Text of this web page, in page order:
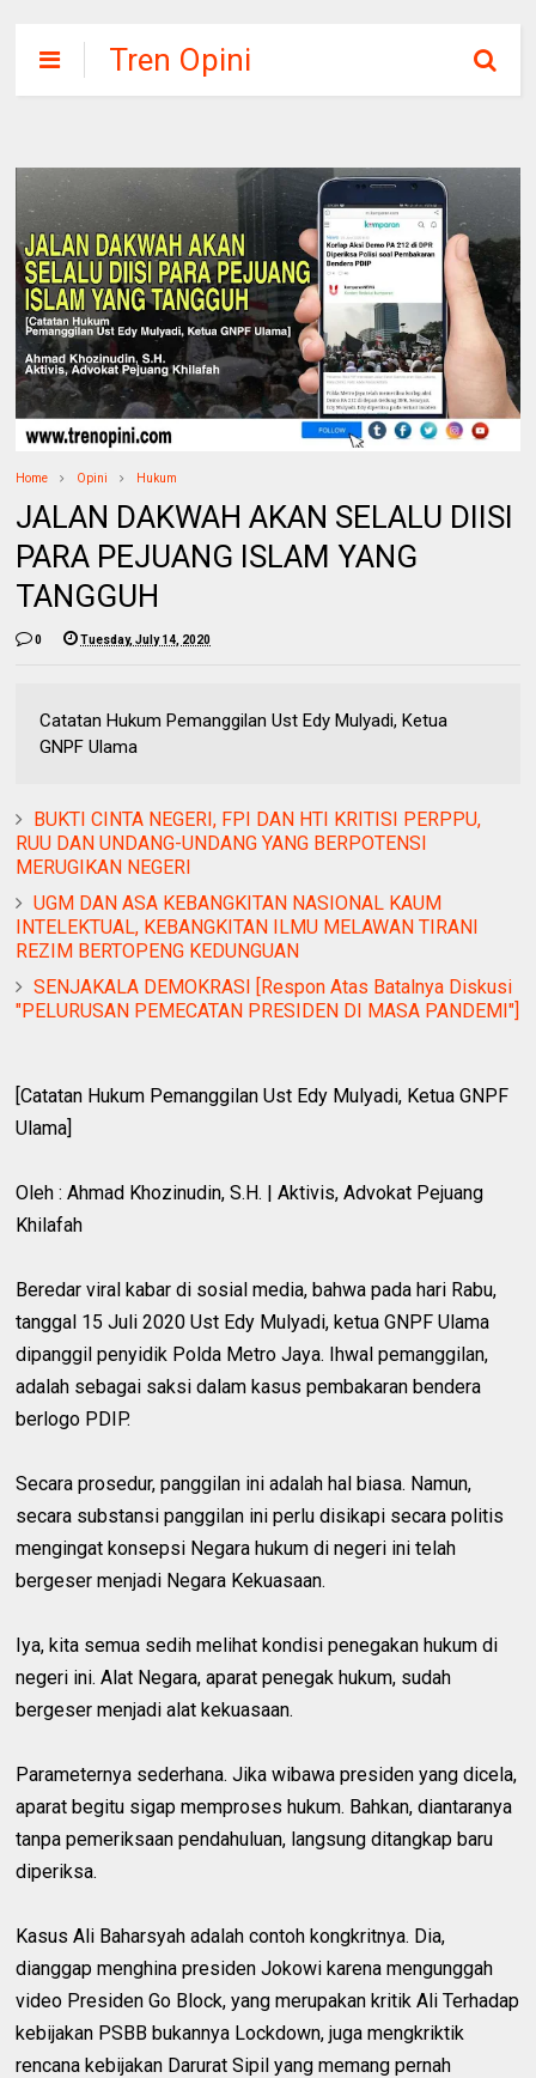
Tren Opini
Home Opini Hukum
JALAN DAKWAH AKAN SELALU DIISI
PARA PEJUANG ISLAM YANG
TANGGUH
0 Tuesday, July 14, 2020
Catatan Hukum Pemanggilan Ust Edy Mulyadi, Ketua
GNPF Ulama
BUKTI CINTA NEGERI, FPI DAN HTI KRITISI PERPPU,
RUU DAN UNDANG-UNDANG YANG BERPOTENSI
MERUGIKAN NEGERI
UGM DAN ASA KEBANGKITAN NASIONAL KAUM
INTELEKTUAL, KEBANGKITAN ILMU MELAWAN TIRANI
REZIM BERTOPENG KEDUNGUAN
SENJAKALA DEMOKRASI [Respon Atas Batalnya Diskusi
"PELURUSAN PEMECATAN PRESIDEN DI MASA PANDEMI"]
[Catatan Hukum Pemanggilan Ust Edy Mulyadi, Ketua GNPF
Ulama]
Oleh : Ahmad Khozinudin, S.H. | Aktivis, Advokat Pejuang
Khilafah
Beredar viral kabar di sosial media, bahwa pada hari Rabu,
tanggal 15 Juli 2020 Ust Edy Mulyadi, ketua GNPF Ulama
dipanggil penyidik Polda Metro Jaya. Ihwal pemanggilan,
adalah sebagai saksi dalam kasus pembakaran bendera
berlogo PDIP.
Secara prosedur, panggilan ini adalah hal biasa. Namun,
secara substansi panggilan ini perlu disikapi secara politis
mengingat konsepsi Negara hukum di negeri ini telah
bergeser menjadi Negara Kekuasaan.
Iya, kita semua sedih melihat kondisi penegakan hukum di
negeri ini. Alat Negara, aparat penegak hukum, sudah
bergeser menjadi alat kekuasaan.
Parameternya sederhana. Jika wibawa presiden yang dicela,
aparat begitu sigap memproses hukum. Bahkan, diantaranya
tanpa pemeriksaan pendahuluan, langsung ditangkap baru
diperiksa.
Kasus Ali Baharsyah adalah contoh kongkritnya. Dia,
dianggap menghina presiden Jokowi karena mengunggah
video Presiden Go Block, yang merupakan kritik Ali Terhadap
kebijakan PSBB bukannya Lockdown, juga mengkriktik
rencana kebijakan Darurat Sipil yang memang pernah